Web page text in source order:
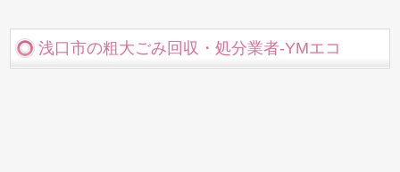
浅口市の粗大ごみ回収・処分業者-YMエコ